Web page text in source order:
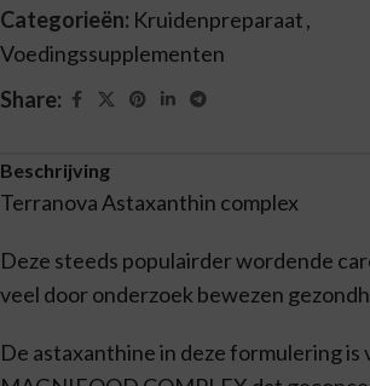
Categorieën: Kruidenpreparaat,
Voedingssupplementen
Share:
Beschrijving
Terranova Astaxanthin complex
Deze steeds populairder wordende
veel door onderzoek bewezen
De astaxanthine in deze formulering